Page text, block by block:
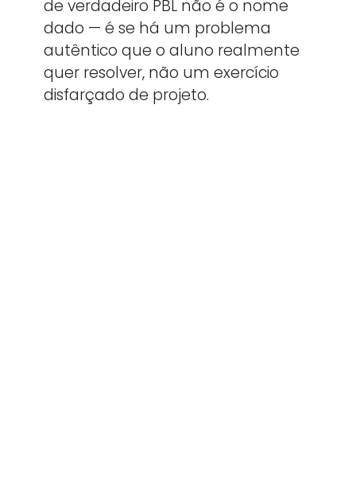
de verdadeiro PBL não é o nome
dado — é se há um problema
autêntico que o aluno realmente
quer resolver, não um exercício
disfarçado de projeto.